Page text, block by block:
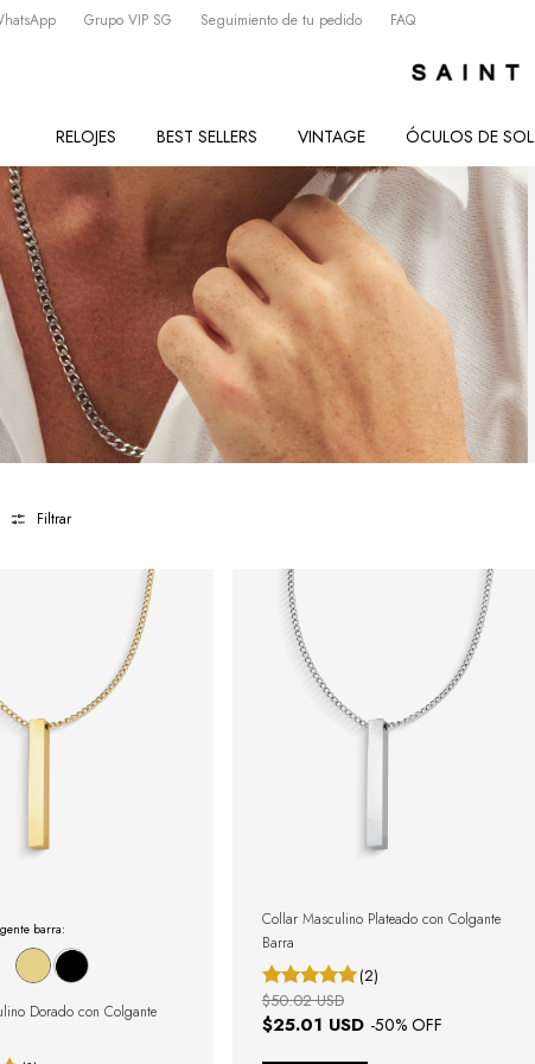
Grupo VIP SG Seguimiento de tu pedido FAQ
RELOJES BEST SELLERS VINTAGE ÓCULOS DE SOL
Filtrar
barra:
Dorado con Colgante
Collar Masculino Plateado con Colgante
Barra
(2)
$25.01 USD -50% OFF
$50.02 USD